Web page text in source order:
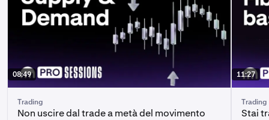
08:49
Trading
Non uscire dal trade a metà del movimento
11:27
Trading
Stai